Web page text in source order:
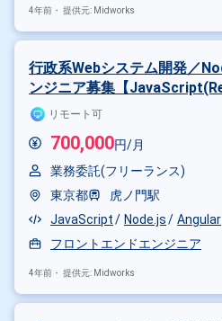
4年前・ 提供元: Midworks
行政系Webシステム開発／
ンジニア募集【
リモート可
700,000円/月
業務委託(フリーランス)
東京都
虎ノ門駅
JavaScript
Node.js Angular
フロントエンドエンジニア
4年前・ 提供元: Midworks